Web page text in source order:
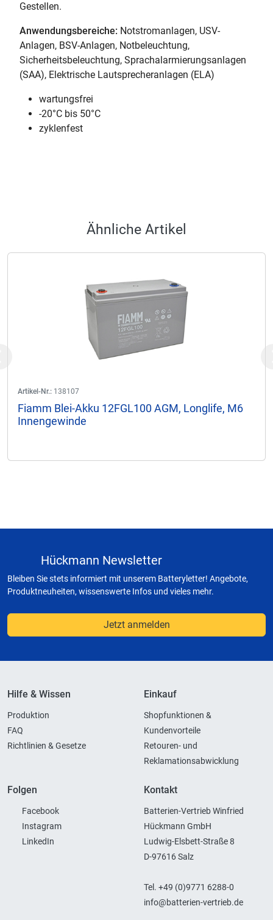
Gestellen.
Anwendungsbereiche: Notstromanlagen, USV-
Anlagen, BSV-Anlagen, Notbeleuchtung,
Sicherheitsbeleuchtung, Sprachalarmierungsanlagen
(SAA), Elektrische Lautsprecheranlagen (ELA)
wartungsfrei
-20°C bis 50°C
zyklenfest
Ähnliche Artikel
Artikel-Nr.: 138107
Fiamm Blei-Akku 12FGL100 AGM, Longlife, M6
Innengewinde
Hückmann Newsletter
Bleiben Sie stets informiert mit unserem Batteryletter! Angebote,
Produktneuheiten, wissenswerte Infos und vieles mehr.
Jetzt anmelden
Hilfe & Wissen
Produktion
FAQ
Richtlinien & Gesetze
Einkauf
Shopfunktionen &
Kundenvorteile
Retouren- und
Reklamationsabwicklung
Folgen
Facebook
Instagram
LinkedIn
Kontakt
Batterien-Vertrieb Winfried
Hückmann GmbH
Ludwig-Elsbett-Straße 8
D-97616 Salz
Tel. +49 (0)9771 6288-0
info@batterien-vertrieb.de